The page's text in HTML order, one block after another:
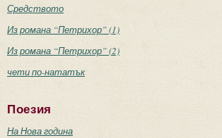
Средството
Из романа “Петрихор” (1)
Из романа “Петрихор” (2)
чети по-нататък
Поезия
На Нова година